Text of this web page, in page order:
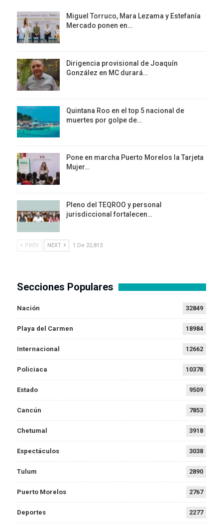
Miguel Torruco, Mara Lezama y Estefanía
Mercado ponen en…
Dirigencia provisional de Joaquín
González en MC durará…
Quintana Roo en el top 5 nacional de
muertes por golpe de…
Pone en marcha Puerto Morelos la Tarjeta
Mujer…
Pleno del TEQROO y personal
jurisdiccional fortalecen…
PREV NEXT 1 De 22,813
Secciones Populares
Nación 32849
Playa del Carmen 18984
Internacional 12662
Policiaca 10378
Estado 9509
Cancún 7853
Chetumal 3918
Espectáculos 3038
Tulum 2890
Puerto Morelos 2767
Deportes 2277